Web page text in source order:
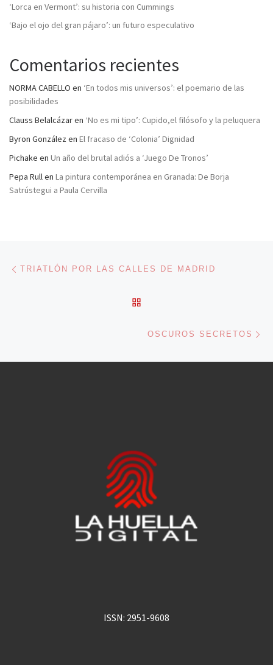
‘Lorca en Vermont’: su historia con Cummings
‘Bajo el ojo del gran pájaro’: un futuro especulativo
Comentarios recientes
NORMA CABELLO en ‘En todos mis universos’: el poemario de las
posibilidades
Clauss Belalcázaren ‘No es mi tipo’: Cupido,el filósofo y la peluquera
Byron González en El fracaso de ‘Colonia’ Dignidad
Pichake en Un año del brutal adiós a ‘Juego De Tronos’
Pepa Rullen La pintura contemporánea en Granada: De Borja
Satrústegui a Paula Cervilla
Navegación de entradas
TRIATLÓN POR LAS CALLES DE MADRID
OSCUROS SECRETOS
ISSN: 2951-9608